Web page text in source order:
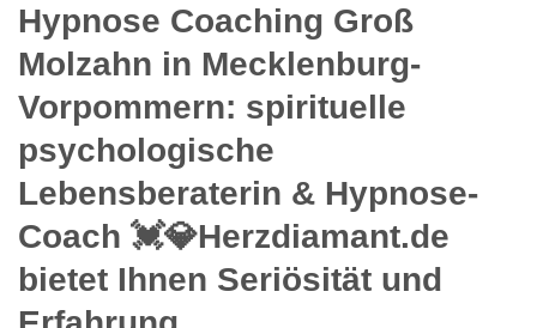
Hypnose Coaching Groß
Molzahn in Mecklenburg-
Vorpommern: spirituelle
psychologische
Lebensberaterin & Hypnose-
Coach 💓️💎Herzdiamant.de
bietet Ihnen Seriösität und